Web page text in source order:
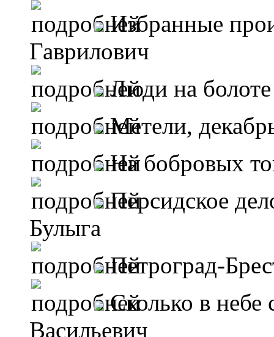
Избранные
Гаврилович
Люди на болоте
Метели,
На бобровых
Персидское
Булыга
Петроград-
Сколько в
Васильевич